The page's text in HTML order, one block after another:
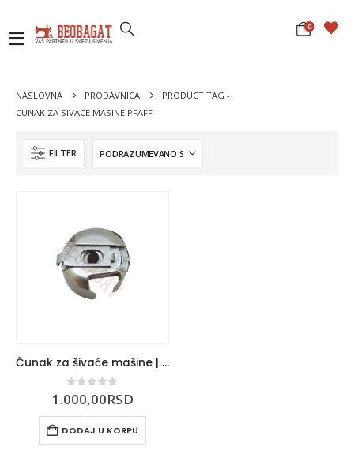
0
NASLOVNA PRODAVNICA
PRODUCT TAG -
CUNAK ZA SIVACE MASINE PFAFF
FILTER
Čunak za šivaće mašine | Pfaff
0out of 5
1.000,00RSD
DODAJ U KORPU